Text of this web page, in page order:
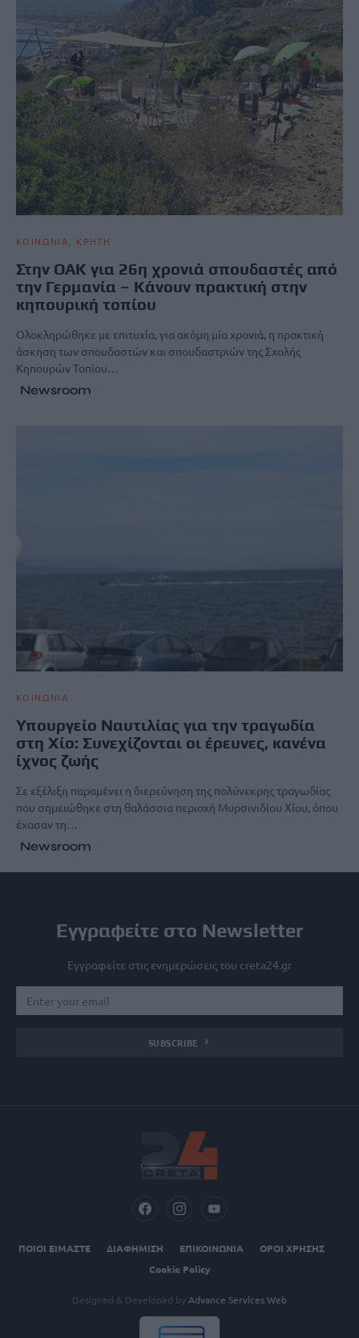
ΚΟΙΝΩΝΙΑ ΚΡΗΤΗ
Στην ΟΑΚ για 26η χρονιά σπουδαστές από
την Γερμανία – Κάνουν πρακτική στην
κηπουρική τοπίου
Ολοκληρώθηκε με επιτυχία, για ακόμη μία χρονιά, η πρακτική
άσκηση των σπουδαστών και σπουδαστριών της Σχολής
Kηπουρών Τοπίου…
Newsroom
ΚΟΙΝΩΝΙΑ
Υπουργείο Ναυτιλίας για την τραγωδία
στη Χίο: Συνεχίζονται οι έρευνες, κανένα
ίχνος ζωής
Σε εξέλιξη παραμένει η διερεύνηση της πολύνεκρης τραγωδίας
που σημειώθηκε στη θαλάσσια περιοχή Μυρσινιδίου Χίου, όπου
έχασαν τη…
Newsroom
Εγγραφείτε στο Newsletter
Εγγραφείτε στις ενημερώσεις του creta24.gr
SUBSCRIBE
ΠΟΙΟΙ ΕΙΜΑΣΤΕ ΔΙΑΦΗΜΙΣΗ ΕΠΙΚΟΙΝΩΝΙΑ
ΟΡΟΙ ΧΡΗΣΗΣ
Cookie Policy
Designed & Developed by Advance Services Web